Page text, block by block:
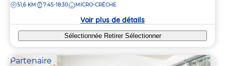
la
DISTANCE
51,6 KM 7:45-18:30 MICRO-CRÈCHE
Voir plus de détails
Sélectionnée Retirer Sélectionner
Partenaire